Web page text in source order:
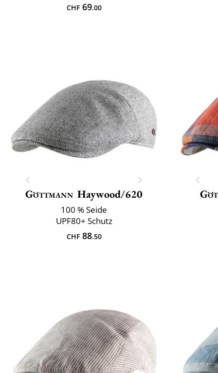
CHF69.00
Göttmann Haywood/620
100 % Seide
UPF80+ Schutz
CHF88.50